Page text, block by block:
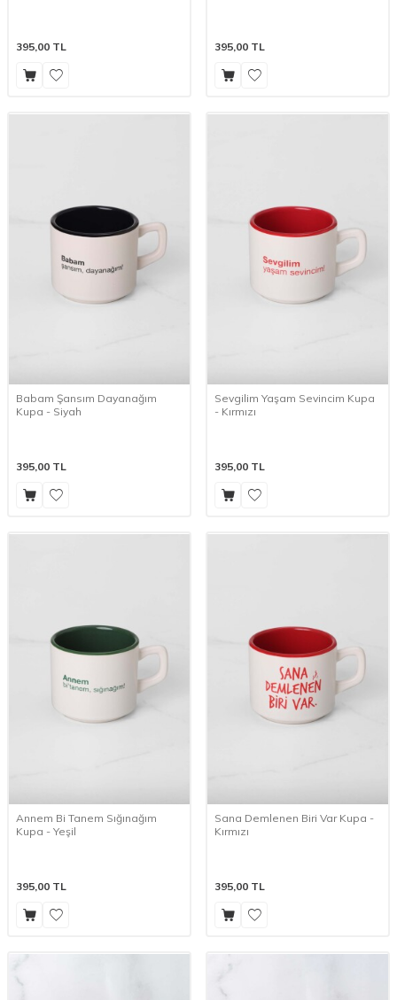
395,00 TL 395,00 TL
Babam Şansım Dayanağım
Kupa - Siyah
395,00 TL
Sevgilim Yaşam Sevincim Kupa
- Kırmızı
395,00 TL
Annem Bi Tanem Sığınağım
Kupa - Yeşil
395,00 TL
Sana Demlenen Biri Var Kupa -
Kırmızı
395,00 TL